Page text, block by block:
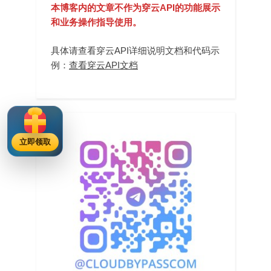
本博客内的文章不作为穿云API的功能展示
和业务操作指导使用。
具体请查看穿云API详细说明文档和代码示
例： 查看穿云API文档
立即领取